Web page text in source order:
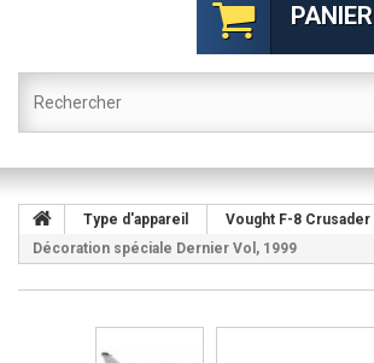
PANIER
Type d'appareil Vought F-8 Crusader
Décoration spéciale Dernier Vol, 1999